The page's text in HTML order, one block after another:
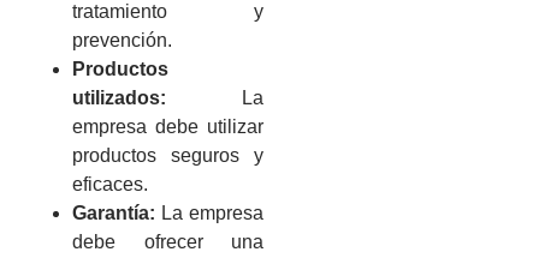
tratamiento y
prevención.
Productos
utilizados: La
empresa debe utilizar
productos seguros y
eficaces.
Garantía: La empresa
debe ofrecer una